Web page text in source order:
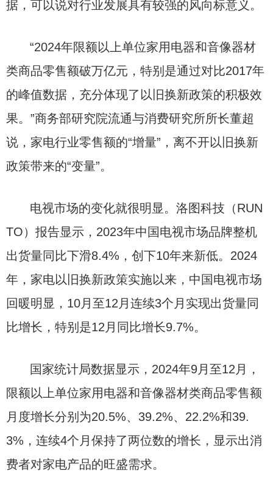
据，可以说对行业发展具有较强的风向标意义。
“2024年限额以上单位家用电器和音像器材
类商品零售额破万亿元，特别是通过对比2017年
的峰值数据，充分体现了以旧换新政策的积极效
果。”商务部研究院流通与消费研究所所长董超
说，家电行业零售额的“增量”，离不开以旧换新
政策带来的“变量”。
电视市场的变化就很明显。洛图科技（RUN
TO）报告显示，2023年中国电视市场品牌整机
出货量同比下滑8.4%，创下10年来新低。2024
年，家电以旧换新政策实施以来，中国电视市场
回暖明显，10月至12月连续3个月实现出货量同
比增长，特别是12月同比增长9.7%。
国家统计局数据显示，2024年9月至12月，
限额以上单位家用电器和音像器材类商品零售额
月度增长分别为20.5%、39.2%、22.2%和39.
3%，连续4个月保持了两位数的增长，显示出消
费者对家电产品的旺盛需求。